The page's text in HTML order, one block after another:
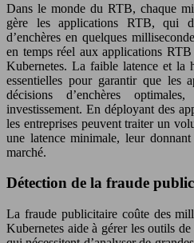
Dans le monde du RTB, chaque
gère les applications RTB, qui
d’enchères en quelques
en temps réel aux applications
Kubernetes. La faible latence et la
essentielles pour garantir que les
décisions d’enchères
investissement. En déployant des
les entreprises peuvent traiter un
une latence minimale, leur
marché.
Détection de la fraude
La fraude publicitaire coûte des
Kubernetes aide à gérer les outils